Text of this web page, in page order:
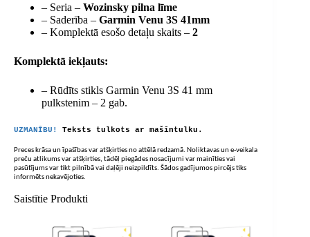
– Seria – Wozinsky pilna līme
– Saderība – Garmin Venu 3S 41mm
– Komplektā esošo detaļu skaits – 2
Komplektā iekļauts:
– Rūdīts stikls Garmin Venu 3S 41 mm
pulkstenim – 2 gab.
UZMANĪBU! Teksts tulkots ar mašīntulku.
Preces krāsa un īpašības var atšķirties no attēlā redzamā. Noliktavas un e-veikala
preču atlikums var atšķirties, tādēļ piegādes nosacījumi var mainīties vai
pasūtījums var tikt pilnībā vai daļēji neizpildīts. Šādos gadījumos pircējs tiks
informēts nekavējoties.
Saistītie Produkti